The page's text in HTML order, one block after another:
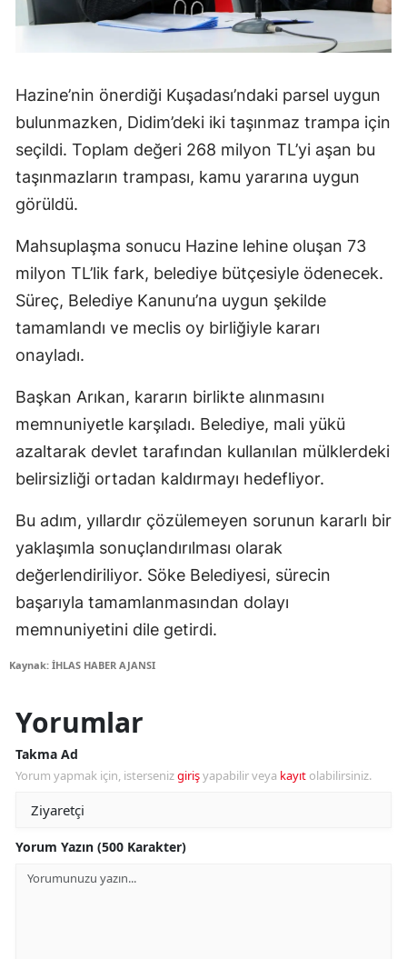
Hazine’nin önerdiği Kuşadası’ndaki parsel uygun
bulunmazken, Didim’deki iki taşınmaz trampa için
seçildi. Toplam değeri 268 milyon TL’yi aşan bu
taşınmazların trampası, kamu yararına uygun
görüldü.
Mahsuplaşma sonucu Hazine lehine oluşan 73
milyon TL’lik fark, belediye bütçesiyle ödenecek.
Süreç, Belediye Kanunu’na uygun şekilde
tamamlandı ve meclis oy birliğiyle kararı
onayladı.
Başkan Arıkan, kararın birlikte alınmasını
memnuniyetle karşıladı. Belediye, mali yükü
azaltarak devlet tarafından kullanılan mülklerdeki
belirsizliği ortadan kaldırmayı hedefliyor.
Bu adım, yıllardır çözülemeyen sorunun kararlı bir
yaklaşımla sonuçlandırılması olarak
değerlendiriliyor. Söke Belediyesi, sürecin
başarıyla tamamlanmasından dolayı
memnuniyetini dile getirdi.
Kaynak: İHLAS HABER AJANSI
Yorumlar
Takma Ad
Yorum yapmak için, istersenizgirişyapabilir veya kayıt olabilirsiniz.
Yorum Yazın (500 Karakter)